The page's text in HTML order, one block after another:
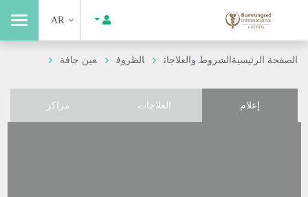
AR
الصفحة الرئيسيةالشروط والعلاجات الظروف عين جافة
إعلام العلاجات مراكز